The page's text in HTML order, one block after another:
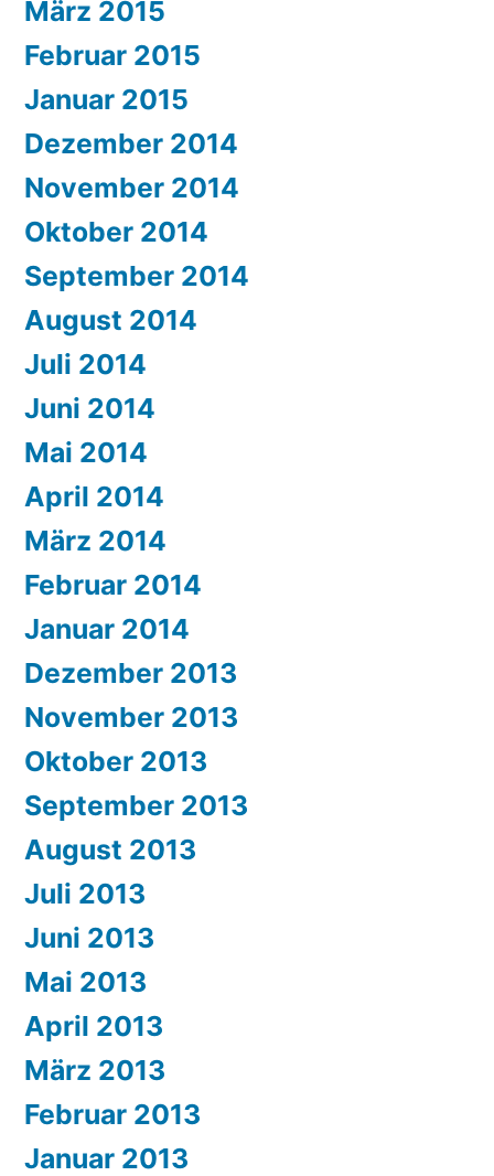
März 2015
Februar 2015
Januar 2015
Dezember 2014
November 2014
Oktober 2014
September 2014
August 2014
Juli 2014
Juni 2014
Mai 2014
April 2014
März 2014
Februar 2014
Januar 2014
Dezember 2013
November 2013
Oktober 2013
September 2013
August 2013
Juli 2013
Juni 2013
Mai 2013
April 2013
März 2013
Februar 2013
Januar 2013